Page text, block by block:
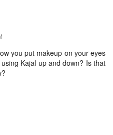
you put makeup on your eyes
Kajal up and down? Is that